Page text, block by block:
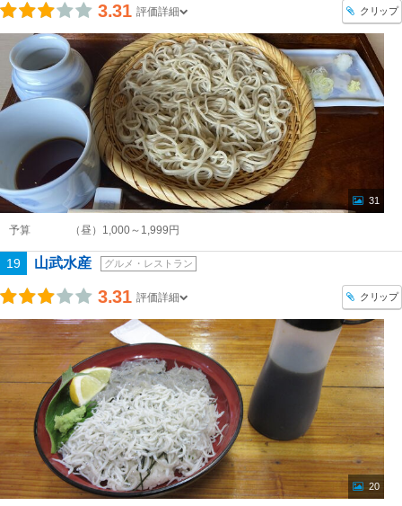
3.31 評価詳細 クリップ
31
予算 （昼）1,000～1,999円
19 山武水産 グルメ・レストラン
3.31 評価詳細 クリップ
20